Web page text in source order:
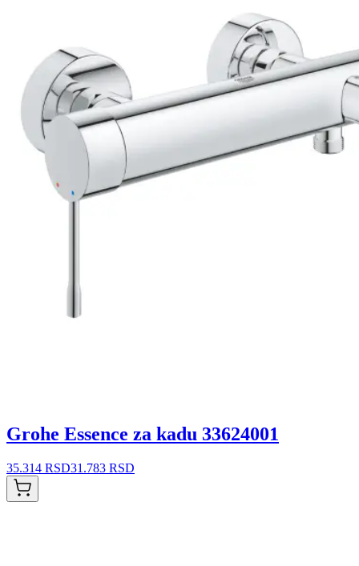
Grohe Essence za kadu 33624001
35.314 RSD31.783 RSD